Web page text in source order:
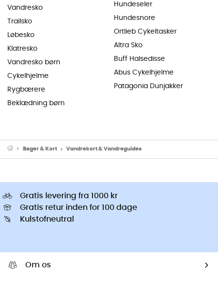
Vandresko
Trailsko
Løbesko
Klatresko
Vandresko børn
Cykelhjelme
Rygbærere
Beklædning børn
Hundeseler
Hundesnore
Ortlieb Cykeltasker
Altra Sko
Buff Halsedisse
Abus Cykelhjelme
Patagonia Dunjakker
Bøger & Kort Vandrekort & Vandreguides
Gratis levering fra 1000 kr
Gratis retur inden for 100 dage
Kulstofneutral
Om os